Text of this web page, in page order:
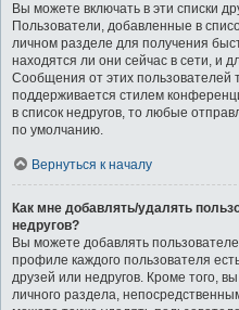
Вы можете включать в эти списки
Пользователи, добавленные в
личном разделе для получения
находятся ли они сейчас в сети, и
Сообщения от этих пользователей
поддерживается стилем
в список недругов, то любые
по умолчанию.
Вернуться к началу
Как мне добавлять/удалять
недругов?
Вы можете добавлять
профиле каждого пользователя
друзей или недругов. Кроме того,
личного раздела,